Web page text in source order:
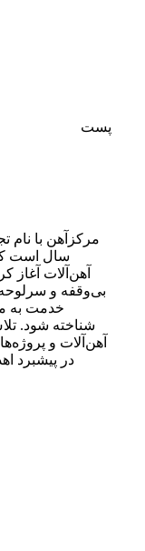
پست
سال است
آهن‌آلات آغاز
بی‌وقفه و
خدمت به
شناخته شود.
آهن‌آلات و
در پیشبرد